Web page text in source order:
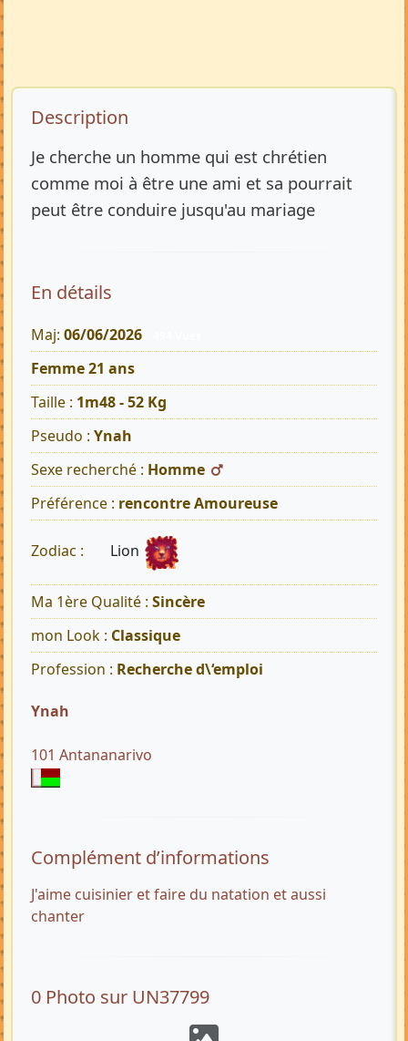
Description de l’annonce
Description
Je cherche un homme qui est chrétien
comme moi à être une ami et sa pourrait
peut être conduire jusqu'au mariage
En détails
Maj: 06/06/2026
Femme 21 ans
Taille : 1m48 - 52 Kg
Pseudo : Ynah
Sexe recherché : Homme
Préférence : rencontre Amoureuse
Zodiac : Lion
Ma 1ère Qualité : Sincère
mon Look : Classique
Profession : Recherche d\‘emploi
Ynah
101 Antananarivo
Complément d’informations
J'aime cuisinier et faire du natation et aussi
chanter
0 Photo sur UN37799